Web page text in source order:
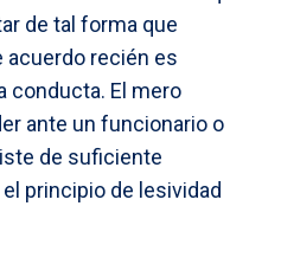
de tal forma que
acuerdo recién es
conducta. El mero
ante un funcionario o
de suficiente
principio de lesividad